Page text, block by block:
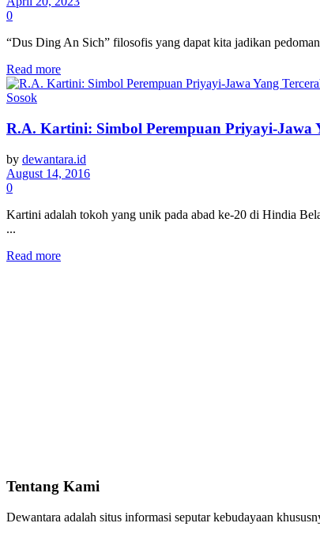
0
“Dus Ding An Sich” filosofis yang dapat kita jadikan
Read more
Sosok
R.A. Kartini: Simbol Perempuan Priyayi-Jawa
by dewantara.id
August 14, 2016
0
Kartini adalah tokoh yang unik pada abad ke-20 di Hindia
...
Read more
Tentang Kami
Dewantara adalah situs informasi seputar kebudayaan